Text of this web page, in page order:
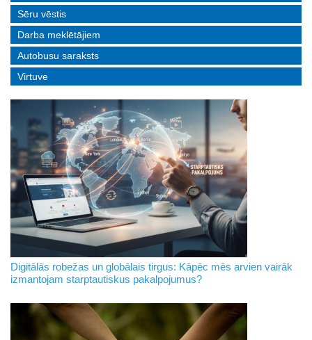
Sēru vēstis
Darba meklētājiem
Autobusu saraksts
Virtuve
Digitālās robežas un globālais tirgus: Kāpēc mēs arvien vairāk
izmantojam starptautiskus pakalpojumus?